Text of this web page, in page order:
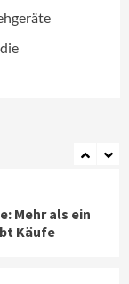
in
Mehr als ein
Käufe